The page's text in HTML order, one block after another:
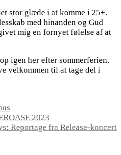
stor glæde i at komme i 25+.
med hinanden og Gud
mig en fornyet følelse af at
igen her efter sommerferien.
velkommen til at tage del i
2023
Reportage fra Release-koncert